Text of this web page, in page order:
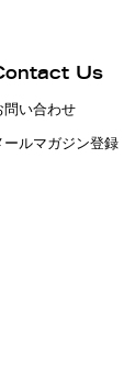
Us
問い合わせ
ールマガジン登録